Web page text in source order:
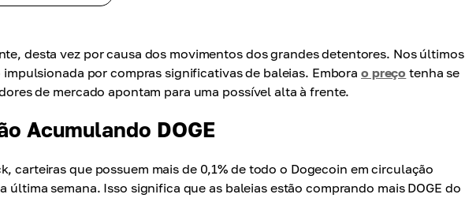
desta vez por causa dos movimentos dos grandes detentores. Nos últimos
impulsionada por compras significativas de baleias. Emborao preço tenha se
de mercado apontam para uma possível alta à frente.
Acumulando DOGE
carteiras que possuem mais de 0,1% de todo o Dogecoin em circulação
última semana. Isso significa que as baleias estão comprando mais DOGE do